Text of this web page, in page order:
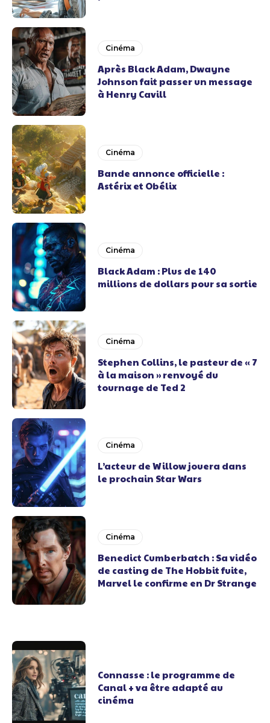
Cinéma
Après Black Adam, Dwayne
Johnson fait passer un message
à Henry Cavill
Cinéma
Bande annonce officielle :
Astérix et Obélix
Cinéma
Black Adam : Plus de 140
millions de dollars pour sa sortie
Cinéma
Stephen Collins, le pasteur de « 7
à la maison » renvoyé du
tournage de Ted 2
Cinéma
L’acteur de Willow jouera dans
le prochain Star Wars
Cinéma
Benedict Cumberbatch : Sa vidéo
de casting de The Hobbit fuite,
Marvel le confirme en Dr Strange
Connasse : le programme de
Canal + va être adapté au
cinéma